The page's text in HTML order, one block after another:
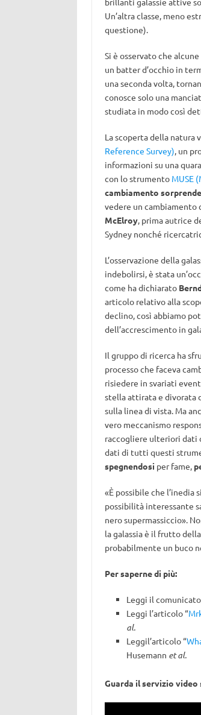
Un’altra classe, meno
questione).
Si è osservato che
un batter d’occhio in
una seconda volta,
conosce solo una
studiata in modo così
La scoperta della natura
Reference Survey), un
informazioni su una
con lo strumento MUSE
cambiamento
vedere un cambiamento
McElroy, prima autrice
Sydney nonché
L’osservazione della
indebolirsi, è stata
come ha dichiarato
articolo relativo alla
declino, così abbiamo
dell’accrescimento in
Il gruppo di ricerca ha
processo che faceva
risiedere in svariati
stella attirata e divorata
sulla linea di vista. Ma
vero meccanismo
raccogliere ulteriori dati
dati di tutti questi
spegnendosi per fame,
«È possibile che l’inedia
possibilità interessante
nero supermassiccio».
la galassia è il frutto
probabilmente un buco
Per saperne di più:
Leggi il
Leggi l’articolo “
al.
Leggil’articolo “
Husemann et al.
Guarda il servizio video